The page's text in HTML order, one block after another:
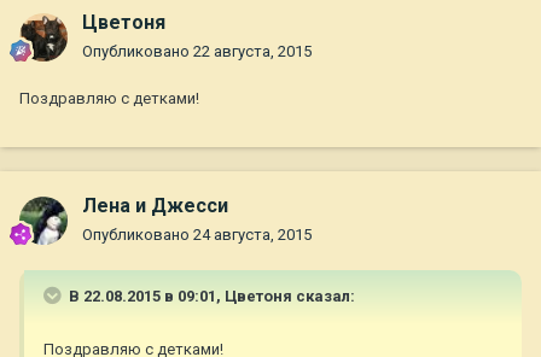
Цветоня
Опубликовано 22 августа, 2015
Поздравляю с детками!
Лена и Джесси
Опубликовано 24 августа, 2015
В 22.08.2015 в 09:01, Цветоня сказал:
Поздравляю с детками!